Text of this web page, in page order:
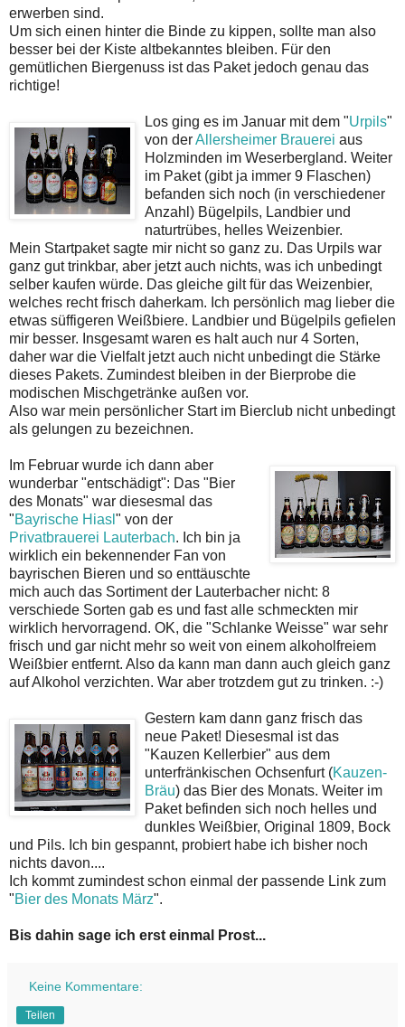
erwerben sind.
Um sich einen hinter die Binde zu kippen, sollte man also
besser bei der Kiste altbekanntes bleiben. Für den
gemütlichen Biergenuss ist das Paket jedoch genau das
richtige!
Los ging es im Januar mit dem "Urpils"
von derAllersheimer Brauerei aus
Holzminden im Weserbergland. Weiter
im Paket (gibt ja immer 9 Flaschen)
befanden sich noch (in verschiedener
Anzahl) Bügelpils, Landbier und
naturtrübes, helles Weizenbier.
Mein Startpaket sagte mir nicht so ganz zu. Das Urpils war
ganz gut trinkbar, aber jetzt auch nichts, was ich unbedingt
selber kaufen würde. Das gleiche gilt für das Weizenbier,
welches recht frisch daherkam. Ich persönlich mag lieber die
etwas süffigeren Weißbiere. Landbier und Bügelpils gefielen
mir besser. Insgesamt waren es halt auch nur 4 Sorten,
daher war die Vielfalt jetzt auch nicht unbedingt die Stärke
dieses Pakets. Zumindest bleiben in der Bierprobe die
modischen Mischgetränke außen vor.
Also war mein persönlicher Start im Bierclub nicht unbedingt
als gelungen zu bezeichnen.
Im Februar wurde ich dann aber
wunderbar "entschädigt": Das "Bier
des Monats" war diesesmal das
"Bayrische Hiasl " von der
Privatbrauerei Lauterbach. Ich bin ja
wirklich ein bekennender Fan von
bayrischen Bieren und so enttäuschte
mich auch das Sortiment der Lauterbacher nicht: 8
verschiede Sorten gab es und fast alle schmeckten mir
wirklich hervorragend. OK, die "Schlanke Weisse" war sehr
frisch und gar nicht mehr so weit von einem alkoholfreiem
Weißbier entfernt. Also da kann man dann auch gleich ganz
auf Alkohol verzichten. War aber trotzdem gut zu trinken. :-)
Gestern kam dann ganz frisch das
neue Paket! Diesesmal ist das
"Kauzen Kellerbier" aus dem
unterfränkischen Ochsenfurt (Kauzen-
Bräu) das Bier des Monats. Weiter im
Paket befinden sich noch helles und
dunkles Weißbier, Original 1809, Bock
und Pils. Ich bin gespannt, probiert habe ich bisher noch
nichts davon....
Ich kommt zumindest schon einmal der passende Link zum
"Bier des Monats März".
Bis dahin sage ich erst einmal Prost...
Keine Kommentare:
Teilen